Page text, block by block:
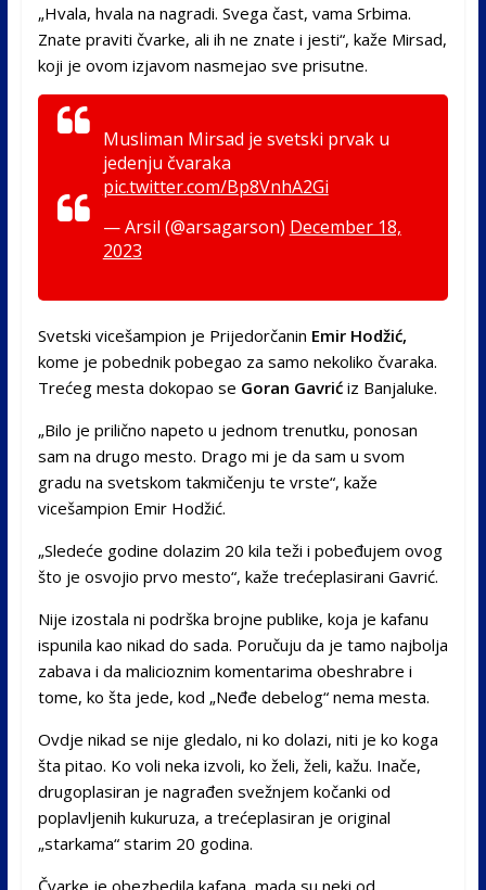
„Hvala, hvala na nagradi. Svega čast, vama Srbima.
Znate praviti čvarke, ali ih ne znate i jesti“, kaže Mirsad,
koji je ovom izjavom nasmejao sve prisutne.
Musliman Mirsad je svetski prvak u
jedenju čvaraka
pic.twitter.com/Bp8VnhA2Gi
— Arsil (@arsagarson) December 18,
2023
Svetski vicešampion je Prijedorčanin Emir Hodžić,
kome je pobednik pobegao za samo nekoliko čvaraka.
Trećeg mesta dokopao se Goran Gavrićiz Banjaluke.
„Bilo je prilično napeto u jednom trenutku, ponosan
sam na drugo mesto. Drago mi je da sam u svom
gradu na svetskom takmičenju te vrste“, kaže
vicešampion Emir Hodžić.
„Sledeće godine dolazim 20 kila teži i pobeđujem ovog
što je osvojio prvo mesto“, kaže trećeplasirani Gavrić.
Nije izostala ni podrška brojne publike, koja je kafanu
ispunila kao nikad do sada. Poručuju da je tamo najbolja
zabava i da malicioznim komentarima obeshrabre i
tome, ko šta jede, kod „Neđe debelog“ nema mesta.
Ovdje nikad se nije gledalo, ni ko dolazi, niti je ko koga
šta pitao. Ko voli neka izvoli, ko želi, želi, kažu. Inače,
drugoplasiran je nagrađen svežnjem kočanki od
poplavljenih kukuruza, a trećeplasiran je original
„starkama“ starim 20 godina.
Čvarke je obezbedila kafana, mada su neki od